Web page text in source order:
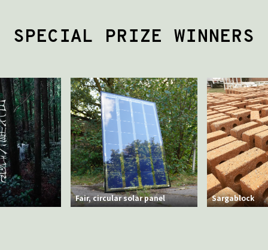
SPECIAL PRIZE WINNERS
Fair, circular solar panel Sargablock